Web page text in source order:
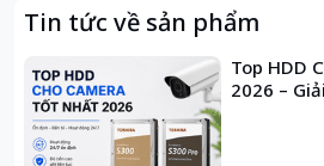
Tin tức về sản phẩm
Top HDD
2026 –